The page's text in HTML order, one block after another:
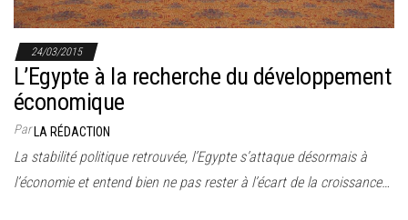
24/03/2015
L’Egypte à la recherche du développement
économique
ParLA RÉDACTION
La stabilité politique retrouvée, l’Egypte s’attaque désormais à
l’économie et entend bien ne pas rester à l’écart de la croissance…